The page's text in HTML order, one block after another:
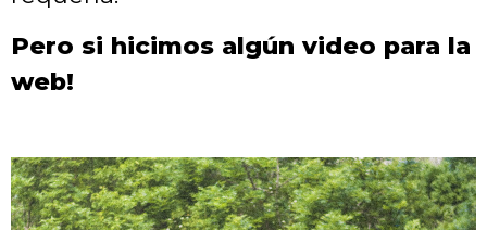
Pero si hicimos algún video para la
web!